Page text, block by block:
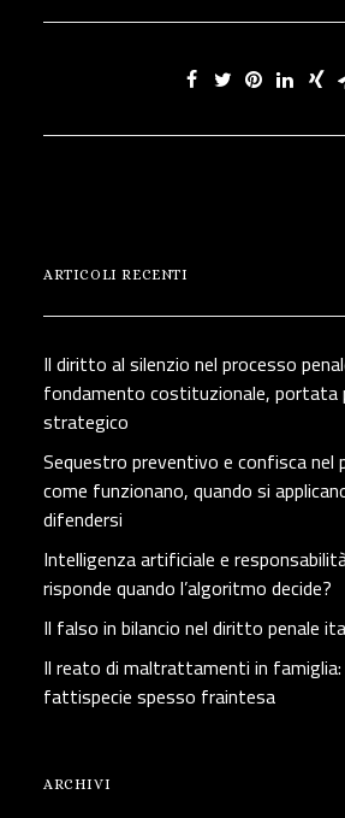
ARTICOLI RECENTI
Il diritto al silenzio nel processo
fondamento costituzionale, portata
strategico
Sequestro preventivo e confisca nel
come funzionano, quando si
difendersi
Intelligenza artificiale e
risponde quando l’algoritmo decide?
Il falso in bilancio nel diritto penale
Il reato di maltrattamenti in
fattispecie spesso fraintesa
ARCHIVI